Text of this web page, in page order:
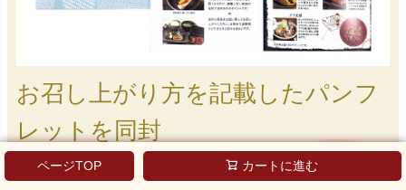
お召し上がり方を記載したパンフ
レットを同封
※商品の金額標記はございません！
ページTOP カートに進む